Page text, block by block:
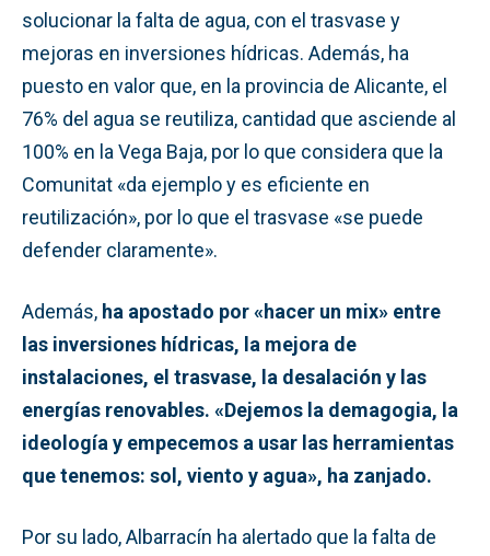
solucionar la falta de agua, con el trasvase y
mejoras en inversiones hídricas. Además, ha
puesto en valor que, en la provincia de Alicante, el
76% del agua se reutiliza, cantidad que asciende al
100% en la Vega Baja, por lo que considera que la
Comunitat «da ejemplo y es eficiente en
reutilización», por lo que el trasvase «se puede
defender claramente».
Además, ha apostado por «hacer un mix» entre
las inversiones hídricas, la mejora de
instalaciones, el trasvase, la desalación y las
energías renovables. «Dejemos la demagogia, la
ideología y empecemos a usar las herramientas
que tenemos: sol, viento y agua», ha zanjado.
Por su lado, Albarracín ha alertado que la falta de